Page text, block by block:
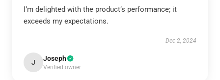
I’m delighted with the product’s performance; it
exceeds my expectations.
Dec 2, 2024
J Joseph
Verified owner